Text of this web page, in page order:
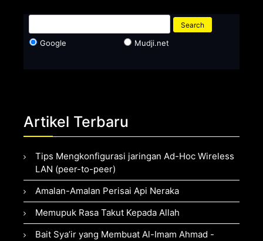
Google Mudji.net
Artikel Terbaru
Tips Mengkonfigurasi jaringan Ad-Hoc Wireless
LAN (peer-to-peer)
Amalan-Amalan Perisai Api Neraka
Memupuk Rasa Takut Kepada Allah
Bait Sya’ir yang Membuat Al-Imam Ahmad -